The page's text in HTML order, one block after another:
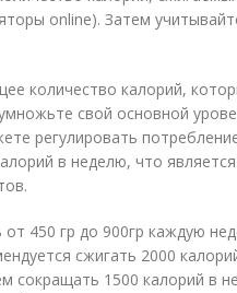
online). Затем
количество калорий,
свой основной
регулировать
в неделю, что
450 гр до 900гр каждую
сжигать 2000
сокращать 1500 калорий в